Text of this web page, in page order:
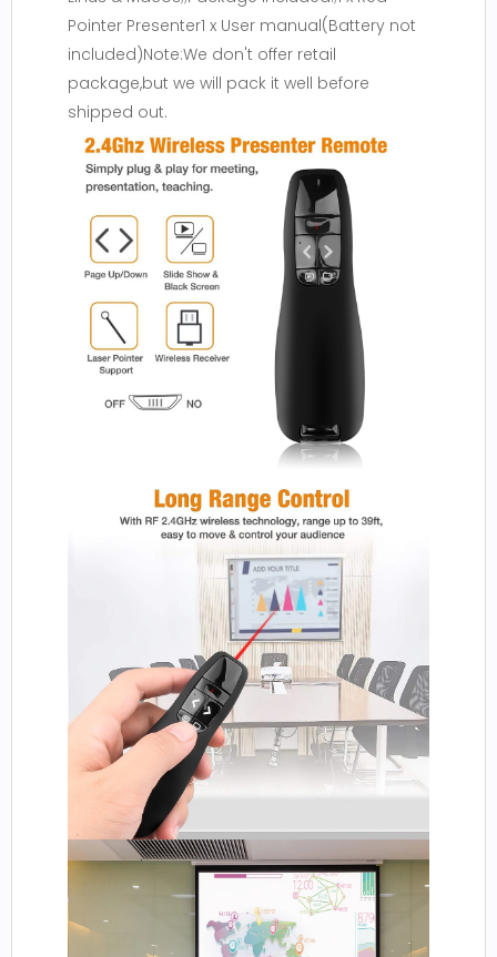
Pointer Presenter1 x User manual(Battery not
included)Note:We don't offer retail
package,but we will pack it well before
shipped out.